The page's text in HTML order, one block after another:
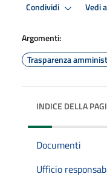
Condividi Vedi
Argomenti:
Trasparenza
INDICE DELLA
Documenti
Ufficio